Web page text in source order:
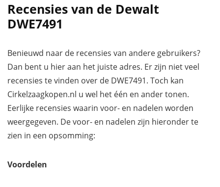
Recensies van de Dewalt
DWE7491
Benieuwd naar de recensies van andere gebruikers?
Dan bent u hier aan het juiste adres. Er zijn niet veel
recensies te vinden over de DWE7491. Toch kan
Cirkelzaagkopen.nl u wel het één en ander tonen.
Eerlijke recensies waarin voor- en nadelen worden
weergegeven. De voor- en nadelen zijn hieronder te
zien in een opsomming:
Voordelen